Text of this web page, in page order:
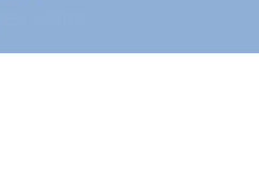
04-12_19
Stifter